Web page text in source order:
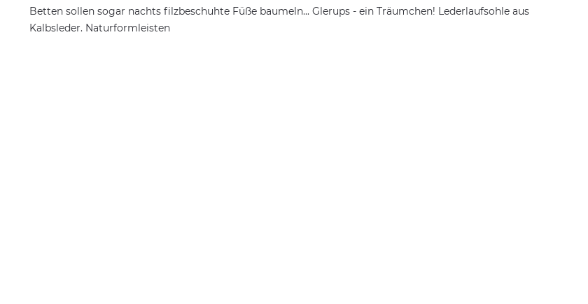
Betten sollen sogar nachts filzbeschuhte Füße baumeln... Glerups - ein Träumchen! Lederlaufsohle aus
Kalbsleder. Naturformleisten